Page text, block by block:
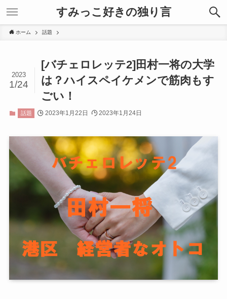
すみっこ好きの独り言
ホーム 話題
[バチェロレッテ2]田村一将の大学
は？ハイスペイケメンで筋肉もす
ごい！
2023
1/24
話題 2023年1月22日 2023年1月24日